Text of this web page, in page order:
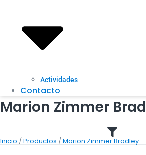
Actividades
Contacto
Marion Zimmer
Inicio /Productos /Marion Zimmer Bradley